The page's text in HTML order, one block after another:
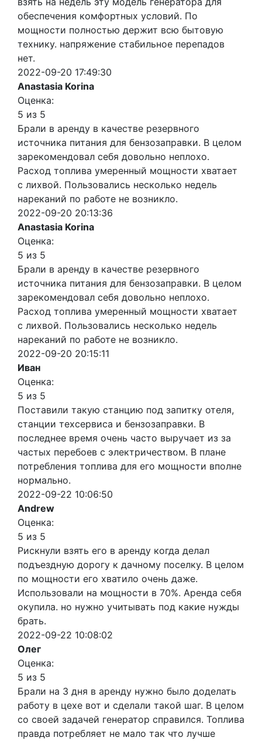
обеспечения комфортных условий. По
мощности полностью держит всю бытовую
технику. напряжение стабильное перепадов
нет.
2022-09-20 17:49:30
Anastasia Korina
Оценка:
5 из 5
Брали в аренду в качестве резервного
источника питания для бензозаправки. В целом
зарекомендовал себя довольно неплохо.
Расход топлива умеренный мощности хватает
с лихвой. Пользовались несколько недель
нареканий по работе не возникло.
2022-09-20 20:13:36
Anastasia Korina
Оценка:
5 из 5
Брали в аренду в качестве резервного
источника питания для бензозаправки. В целом
зарекомендовал себя довольно неплохо.
Расход топлива умеренный мощности хватает
с лихвой. Пользовались несколько недель
нареканий по работе не возникло.
2022-09-20 20:15:11
Иван
Оценка:
5 из 5
Поставили такую станцию под запитку отеля,
станции техсервиса и бензозаправки. В
последнее время очень часто выручает из за
частых перебоев с электричеством. В плане
потребления топлива для его мощности вполне
нормально.
2022-09-22 10:06:50
Andrew
Оценка:
5 из 5
Рискнули взять его в аренду когда делал
подъездную дорогу к дачному поселку. В целом
по мощности его хватило очень даже.
Использовали на мощности в 70%. Аренда себя
окупила. но нужно учитывать под какие нужды
брать.
2022-09-22 10:08:02
Олег
Оценка:
5 из 5
Брали на 3 дня в аренду нужно было доделать
работу в цехе вот и сделали такой шаг. В целом
со своей задачей генератор справился. Топлива
правда потребляет не мало так что лучше